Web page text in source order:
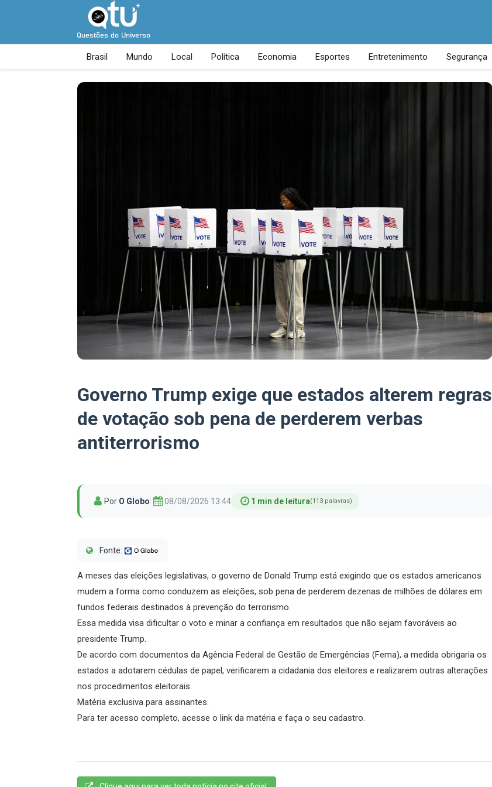
Brasil Mundo Local Política Economia Esportes Entretenimento Segurança
Governo Trump exige que estados alterem regras
de votação sob pena de perderem verbas
antiterrorismo
Por O Globo 08/08/2026 13:44 1 min de leitura(113 palavras)
Fonte:
A meses das eleições legislativas, o governo de Donald Trump está exigindo que os estados americanos
mudem a forma como conduzem as eleições, sob pena de perderem dezenas de milhões de dólares em
fundos federais destinados à prevenção do terrorismo.
Essa medida visa dificultar o voto e minar a confiança em resultados que não sejam favoráveis ​​ao
presidente Trump.
De acordo com documentos da Agência Federal de Gestão de Emergências (Fema), a medida obrigaria os
estados a adotarem cédulas de papel, verificarem a cidadania dos eleitores e realizarem outras alterações
nos procedimentos eleitorais.
Matéria exclusiva para assinantes.
Para ter acesso completo, acesse o link da matéria e faça o seu cadastro.